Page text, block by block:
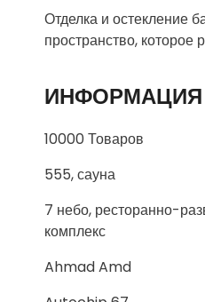
Отделка и остекление
пространство, которое
ИНФОРМАЦИЯ
10000 Товаров
555, сауна
7 небо, ресторанно-
комплекс
Ahmad Amd